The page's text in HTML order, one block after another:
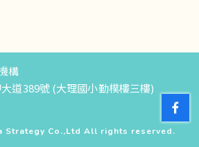
構
道389號 (大理國小勤樸樓三樓)
Strategy Co.,Ltd All rights reserved.